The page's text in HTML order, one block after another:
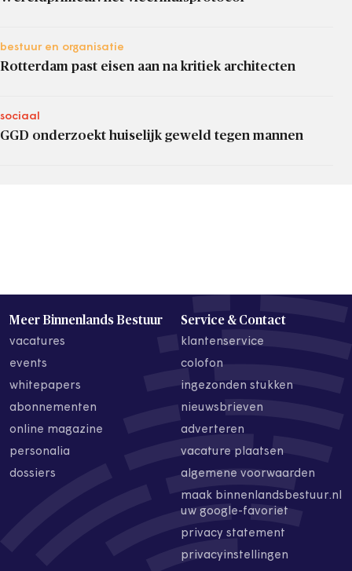
bestuur en organisatie
Rotterdam past eisen aan na kritiek architecten
sociaal
GGD onderzoekt huiselijk geweld tegen mannen
Meer Binnenlands Bestuur
vacatures
events
whitepapers
abonnementen
online magazine
personalia
dossiers
Service & Contact
klantenservice
colofon
ingezonden stukken
nieuwsbrieven
adverteren
vacature plaatsen
algemene voorwaarden
maak binnenlandsbestuur.nl
uw google-favoriet
privacy statement
privacyinstellingen